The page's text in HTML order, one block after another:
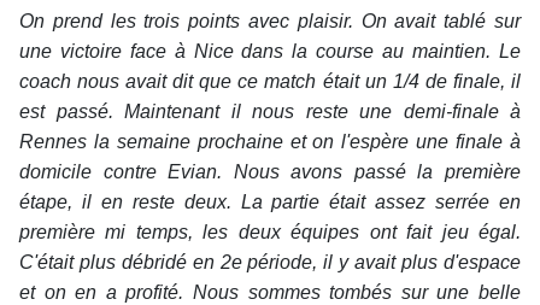
On prend les trois points avec plaisir. On avait tablé sur
une victoire face à Nice dans la course au maintien. Le
coach nous avait dit que ce match était un 1/4 de finale, il
est passé. Maintenant il nous reste une demi-finale à
Rennes la semaine prochaine et on l'espère une finale à
domicile contre Evian. Nous avons passé la première
étape, il en reste deux. La partie était assez serrée en
première mi temps, les deux équipes ont fait jeu égal.
C'était plus débridé en 2e période, il y avait plus d'espace
et on en a profité. Nous sommes tombés sur une belle